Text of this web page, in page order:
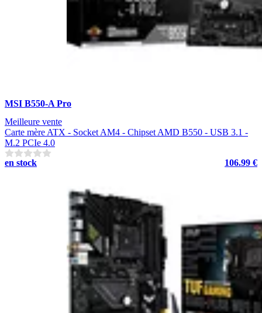
MSI B550-A Pro
Meilleure vente
Carte mère ATX - Socket AM4 - Chipset AMD B550 - USB 3.1 -
M.2 PCIe 4.0
en stock
106.99 €